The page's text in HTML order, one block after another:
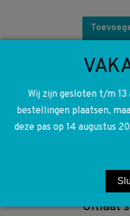
spiegel
100,00
Uitlaat
Wij zijn gesloten t/m 13
bestellingen plaatsen,
deze pas op 14 augustus